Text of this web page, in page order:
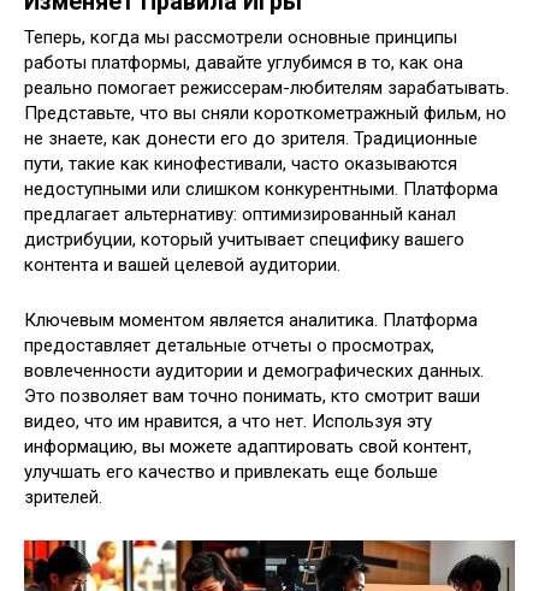
Теперь, когда мы рассмотрели основные принципы
работы платформы, давайте углубимся в то, как она
реально помогает режиссерам-любителям зарабатывать.
Представьте, что вы сняли короткометражный фильм, но
не знаете, как донести его до зрителя. Традиционные
пути, такие как кинофестивали, часто оказываются
недоступными или слишком конкурентными. Платформа
предлагает альтернативу: оптимизированный канал
дистрибуции, который учитывает специфику вашего
контента и вашей целевой аудитории.
Ключевым моментом является аналитика. Платформа
предоставляет детальные отчеты о просмотрах,
вовлеченности аудитории и демографических данных.
Это позволяет вам точно понимать, кто смотрит ваши
видео, что им нравится, а что нет. Используя эту
информацию, вы можете адаптировать свой контент,
улучшать его качество и привлекать еще больше
зрителей.